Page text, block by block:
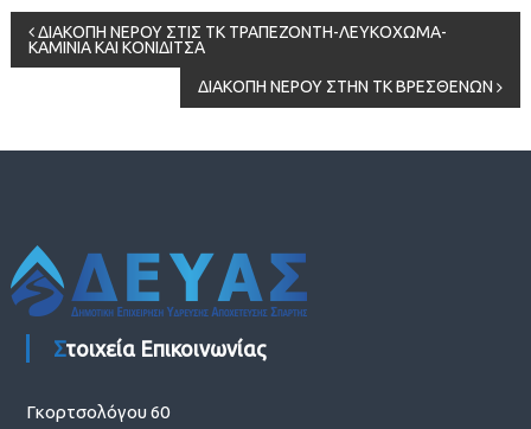
Πλοήγηση
ΔΙΑΚΟΠΗ ΝΕΡΟΥ ΣΤΙΣ ΤΚ ΤΡΑΠΕΖΟΝΤΗ-ΛΕΥΚΟΧΩΜΑ-
ΚΑΜΙΝΙΑ ΚΑΙ ΚΟΝΙΔΙΤΣΑ
ΔΙΑΚΟΠΗ ΝΕΡΟΥ ΣΤΗΝ ΤΚ ΒΡΕΣΘΕΝΩΝ
Στοιχεία Επικοινωνίας
Γκορτσολόγου 60